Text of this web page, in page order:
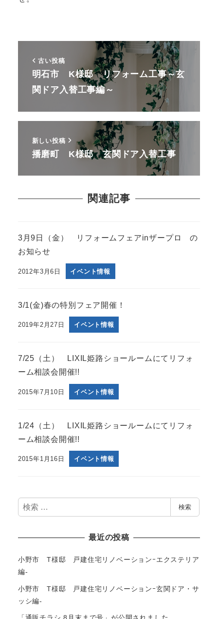
古い投稿
明石市 K様邸 リフォーム工事～玄
関ドア入替工事編～
新しい投稿
播磨町 K様邸 玄関ドア入替工事
関連記事
3月9日（金） リフォームフェアinザープロ の
お知らせ
2012年3月6日 イベント情報
3/1(金)春の特別フェア開催！
2019年2月27日 イベント情報
7/25（土） LIXIL姫路ショールームにてリフォ
ーム相談会開催!!
2015年7月10日 イベント情報
1/24（土） LIXIL姫路ショールームにてリフォ
ーム相談会開催!!
2015年1月16日 イベント情報
検
索
検索
最近の投稿
小野市 T様邸 戸建住宅リノベーションｰエクステリア
編-
小野市 T様邸 戸建住宅リノベーションｰ玄関ドア・サ
ッシ編-